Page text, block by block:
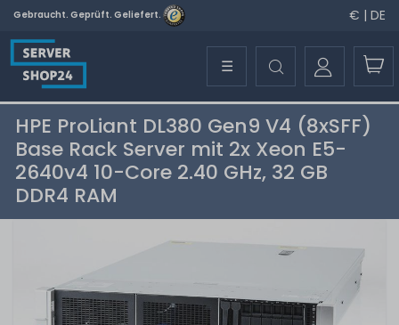
Gebraucht. Geprüft. Geliefert. € | DE
☰
HPE ProLiant DL380 Gen9 V4 (8xSFF)
Base Rack Server mit 2x Xeon E5-
2640v4 10-Core 2.40 GHz, 32 GB
DDR4 RAM